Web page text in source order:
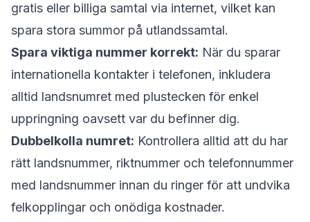
gratis eller billiga samtal via internet, vilket kan
spara stora summor på utlandssamtal.
Spara viktiga nummer korrekt: När du sparar
internationella kontakter i telefonen, inkludera
alltid landsnumret med plustecken för enkel
uppringning oavsett var du befinner dig.
Dubbelkolla numret: Kontrollera alltid att du har
rätt landsnummer, riktnummer och telefonnummer
med landsnummer innan du ringer för att undvika
felkopplingar och onödiga kostnader.